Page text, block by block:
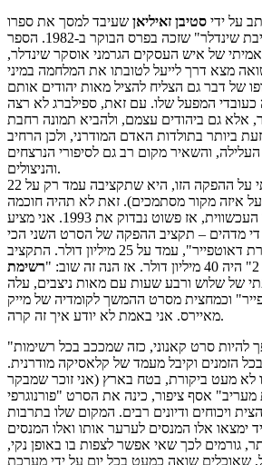
סטיבן זאיליאן שעיבד למסך את ספרו
, "תיבת שינדלר" שזכה בפרס הבוקר ב-1982. הספר
של איש העסקים הגרמני אוסקר שינדלר,
מצא דרך לייעל לטובתו את המלחמה במיני
של דבר גם הצליח להציל מאות יהודים אותם
המפעל שלו. עם זאת, ספילברג לא רצה
אלא גם ביהודים עצמם, ולהביא תמונה רחבת
ביותר בתולדות האדם המודרני, ולכן הרחיב
והשאיר מקום רב גם לסיפורי הנרצחים
והניצולים.
הדבר הכי מדהים שגיליתי על ההפקה הזו, היא שתקציבה עמד רק על 22
(או 23, תלוי על איזה מקור מסתמכים). זאת לא תהיה חוכמה
להשוות את זה להוליווד העכשווית, אז פשוט נבדוק את 1993. אני מציע
די מדהים – תקציב ההפקה של הסרט השני הכי
מכניס באותה שנה, "גברת דאוטפייר", עמד על 25 מיליון דולר. התקציב
רשימת
של שלוש ורבע שעות עם מאות ניצבים, עלה
וכמחצית מסרט ההמשך לקומדיה של מייק
מאיירס. אני באמת לא יודע איך זה קרה.
"להיות סרט קאנוני, כזה שמככב בכל רשימות
הזמנים וקיבל מעמד של קלאסיקה מודרנית.
לא מעט ביקורת, בטח בארץ (אני זוכר שמבקר
אסף ציפור, כינה את הסרט "פורנוגרפי
ויכוחים ודיונים רבים. המקום שלו בתרבות
ימצאו אלו המנסים לערער אותו ואלו המנסים
גורמים לכך שאי אפשר לצפות בו באופן נקי,
שאוכלים שואה כמעט בכל יום על ידי מערכת